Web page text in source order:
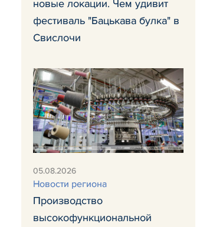
новые локации. Чем удивит
фестиваль "Бацькава булка" в
Свислочи
05.08.2026
Новости региона
Производство
высокофункциональной